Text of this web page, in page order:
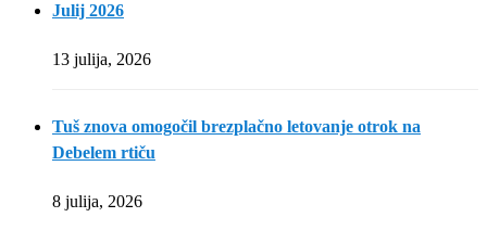
Julij 2026
13 julija, 2026
Tuš znova omogočil brezplačno letovanje otrok na
Debelem rtiču
8 julija, 2026